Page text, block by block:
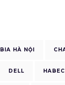
BIA HÀ NỘI
DELL